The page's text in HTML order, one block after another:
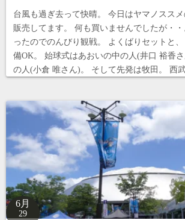
台風も過ぎ去って快晴。 今日はヤマノスス
販売してます。 何も買いませんでしたが・
ったのでのんびり観戦。 よくばりセットと
備OK。 始球式はあおいの中の人(井口 裕香
の人(小倉 唯さん)。 そして先発は牧田。 西
6月
29